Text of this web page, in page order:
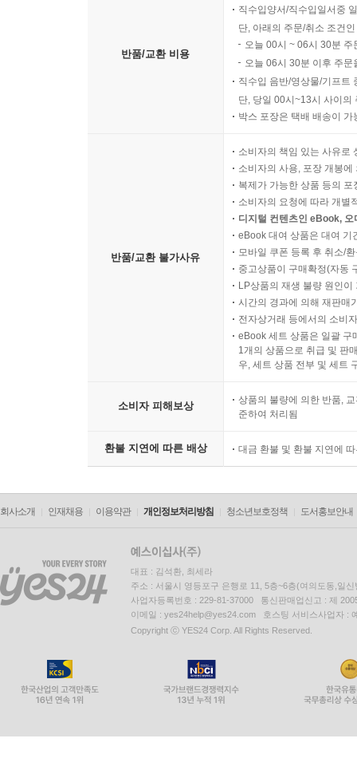
2부는 ‘심슨 가족의 테마들’을 주제로 패러디,
알고 보면 더 재밌는 『심슨 가족』의 장치들을
속 해프닝 등 장르와 세계를 가리지 않고 작품
초아이러니, 그리고 삶의 의미」는 이 쇼가 ‘후려
폭로한다. 권위가 위기에 처한 이 시대에는 우월
왜 구원 없는 세상에서 불운한 이들의 고난을 비
가족』을 날카롭게 비판한다.
3부 ‘심슨 가족과 삶의 윤리’는 본격적으로 철
바트, 마지, 리사 등 개성 강한 심슨 가족 구성원
자격이 있음을 논증한다. ■11장 「스프링필드의
말하며 가족 제도를 옹호하는 『심슨 가족』의
「스프링필드의 위선」은 여러 등장인물과 사
질문들에 답해나간다. ■13장 「얼음과자 즐기
그가 왜 행복할 수 없는지가 이 장의 질문이다.
인간이 되어버렸다. 무의미함은 불행한 삶의 주
「안녕하신가, 이웃사촌」은 함께 살아가는 이
논증한다.
마지막으로 4부에서는 개별 현대철학자들의
마르크스주의적 관점에서 날카롭게 비평한다.
생각이라고 부르는 것」은 하이데거와 프레게의
반품/교환 비용
직수입양서/직수입일서중
단, 아래의 주문/취소 조건
오늘 00시 ~ 06시 30분
오늘 06시 30분 이후 주
직수입 음반/영상물/기프트
단, 당일 00시~13시 사이의
박스 포장은 택배 배송이
반품/교환 불가사유
소비자의 책임 있는 사유로
소비자의 사용, 포장 개봉
복제가 가능한 상품 등의
소비자의 요청에 따라 개별
디지털 컨텐츠인 eBook,
eBook 대여 상품은 대여 기
모바일 쿠폰 등록 후 취소/
중고상품이 구매확정(자동
LP상품의 재생 불량 원인
시간의 경과에 의해 재판매
전자상거래 등에서의 소비
eBook 세트 상품은 일괄 구
1개의 상품으로 취급 및 판
우, 세트 상품 전부 및 세트
소비자 피해보상
상품의 불량에 의한 반품,
준하여 처리됨
환불 지연에 따른 배상 대금 환불 및 환불 지연에
회사소개 인재채용 이용약관 개인정보처리방침 청소년보호정책 도서홍보안내
대표 : 김석환, 최세라
주소 : 서울시 영등포구 은행로 11, 5층~6층(여의도동,일신
사업자등록번호 : 229-81-37000 통신판매업신고 : 제
이메일 : yes24help@yes24.com 호스팅 서비스사업자 :
Copyright ⓒ YES24 Corp. All Rights Reserved.